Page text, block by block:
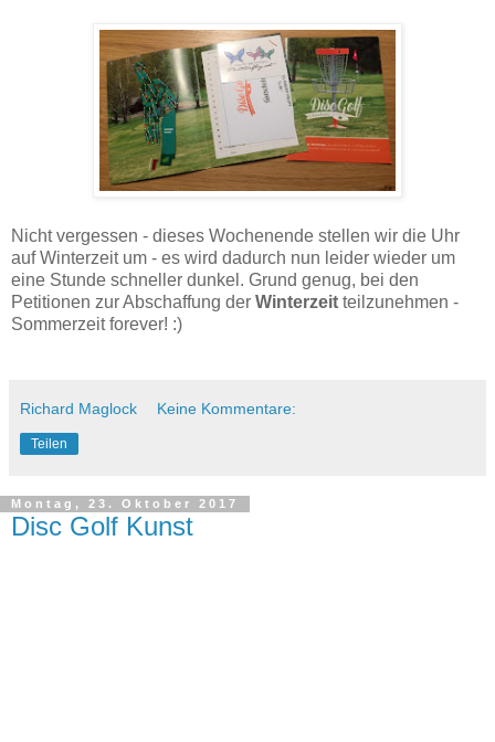
Nicht vergessen - dieses Wochenende stellen wir die Uhr
auf Winterzeit um - es wird dadurch nun leider wieder um
eine Stunde schneller dunkel. Grund genug, bei den
Petitionen zur Abschaffung der Winterzeit teilzunehmen -
Sommerzeit forever! :)
Richard Maglock Keine Kommentare:
Teilen
Montag, 23. Oktober 2017
Disc Golf Kunst